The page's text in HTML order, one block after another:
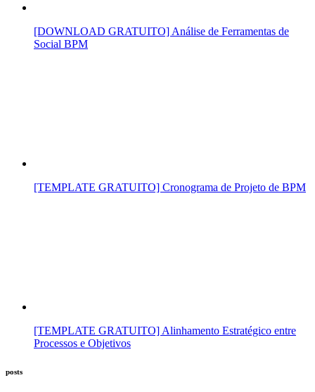
[DOWNLOAD GRATUITO] Análise de Ferramentas de
Social BPM
[TEMPLATE GRATUITO] Cronograma de Projeto de BPM
[TEMPLATE GRATUITO] Alinhamento Estratégico entre
Processos e Objetivos
posts